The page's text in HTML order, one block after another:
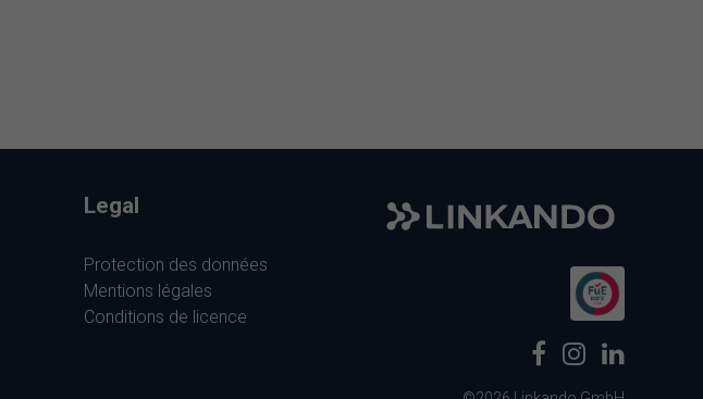
Legal
Protection des données
Mentions légales
Conditions de licence